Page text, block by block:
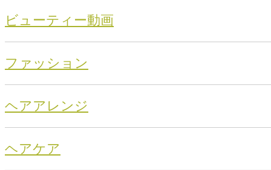
ビューティー動画
ファッション
ヘアアレンジ
ヘアケア